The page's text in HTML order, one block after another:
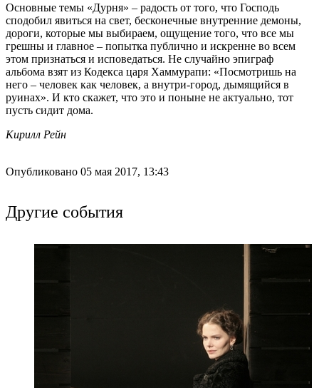
Основные темы «Дурня» – радость от того, что Господь
сподобил явиться на свет, бесконечные внутренние демоны,
дороги, которые мы выбираем, ощущение того, что все мы
грешны и главное – попытка публично и искренне во всем
этом признаться и исповедаться. Не случайно эпиграф
альбома взят из Кодекса царя Хаммурапи: «Посмотришь на
него – человек как человек, а внутри-город, дымящийся в
руинах». И кто скажет, что это и поныне не актуально, тот
пусть сидит дома.
Кирилл Рейн
Опубликовано 05 мая 2017, 13:43
Другие события